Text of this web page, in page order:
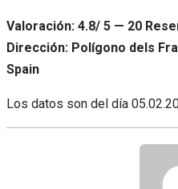
Valoración: 4.8/ 5 — 20
Dirección: Polígono dels
Spain
Los datos son del día